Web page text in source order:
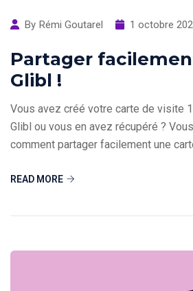
By Rémi Goutarel 1 octobre
Partager
Glibl !
Vous avez créé votre carte de visite
Glibl ou vous en avez récupéré ?
comment partager facilement une
READ MORE